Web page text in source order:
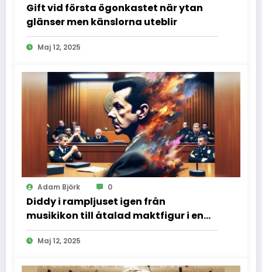
Gift vid första ögonkastet när ytan
glänser men känslorna uteblir
Maj 12, 2025
Adam Björk 0
Diddy i rampljuset igen från
musikikon till åtalad maktfigur i en
dramatisk rättssal
Maj 12, 2025